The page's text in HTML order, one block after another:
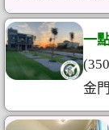
一
金